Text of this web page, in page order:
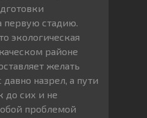
первую стадию.
экологическая
районе
желать
назрел, а пути
до сих и не
проблемой